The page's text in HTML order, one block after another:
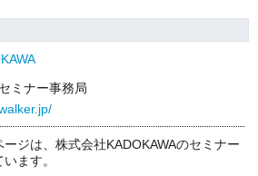
ミナー事務局
ジは、株式会社KADOKAWAのセミナー
ます。